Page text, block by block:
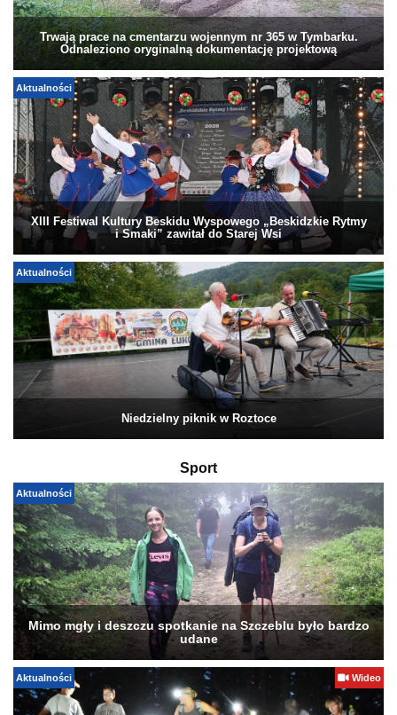
Trwają prace na cmentarzu wojennym nr 365 w Tymbarku.
Odnaleziono oryginalną dokumentację projektową
Aktualności
XIII Festiwal Kultury Beskidu Wyspowego „Beskidzkie Rytmy
i Smaki” zawitał do Starej Wsi
Aktualności
Niedzielny piknik w Roztoce
Sport
Aktualności
Mimo mgły i deszczu spotkanie na Szczeblu było bardzo
udane
Aktualności Wideo